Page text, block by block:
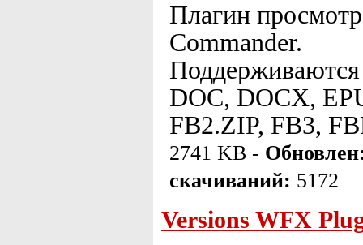
Плагин
Commander.
DOC, DOCX,
FB2.ZIP, FB3,
2741 KB -
скачиваний: 5172
Versions WFX